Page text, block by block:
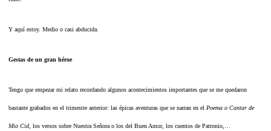
Y aquí estoy. Medio o casi abducida.
Gestas de un gran héroe
Tengo que empezar mi relato recordando algunos acontecimientos importantes que se me quedaron
bastante grabados en el trimestre anterior: las épicas aventuras que se narran en el Poema o Cantar de
Mio Cid , los versos sobre Nuestra Señora o los del Buen Amor, los cuentos de Patronio,…